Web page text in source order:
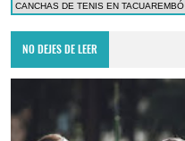
CANCHAS DE TENIS EN TACUAREMBÓ
NO DEJES DE LEER